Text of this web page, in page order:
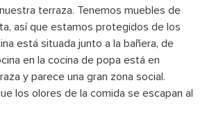
terraza. Tenemos muebles de
así que estamos protegidos de los
está situada junto a la bañera, de
en la cocina de popa está en
y parece una gran zona social.
los olores de la comida se escapan al